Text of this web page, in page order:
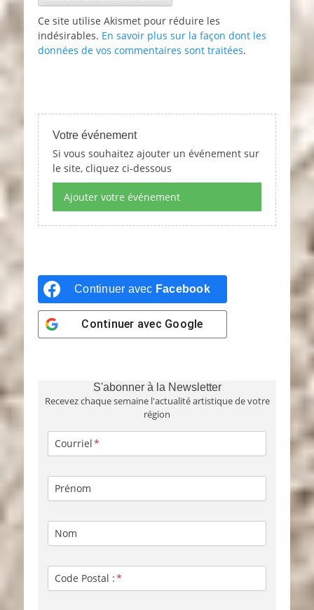
Ce site utilise Akismet pour réduire les
indésirables. En savoir plus sur la façon dont les
données de vos commentaires sont traitées.
Votre événement
Si vous souhaitez ajouter un événement sur
le site, cliquez ci-dessous
Ajouter votre événement
Continuer avec Facebook
Continuer avec Google
S'abonner à la Newsletter
Recevez chaque semaine l'actualité artistique de votre
région
Courriel
Prénom
Nom
Code Postal :